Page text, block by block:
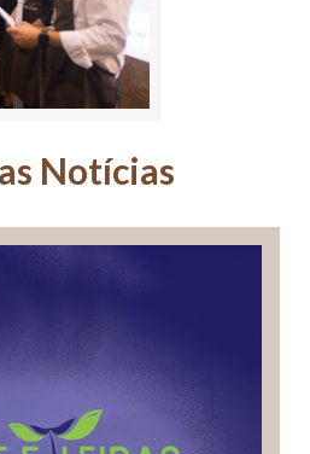
Notícias